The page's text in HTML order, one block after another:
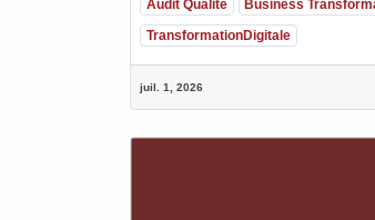
Audit Qualité Business
TransformationDigitale
juil. 1, 2026
Formations
E-learning
Forum
Contactez-nous